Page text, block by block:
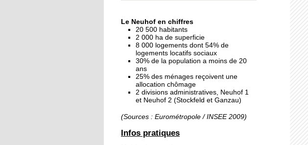
ciel ouvert »
16 octobre 2018
Un vécu de poids
15 octobre 2018
Difracto : devenir un pro
avec Django
Le Neuhof en chiffres
20 500 habitants
2 000 ha de superficie
8 000 logements dont 54% de
logements locatifs sociaux
30% de la population a moins de 20
ans
25% des ménages reçoivent une
allocation chômage
2 divisions administratives, Neuhof 1
et Neuhof 2 (Stockfeld et Ganzau)
(Sources : Eurométropole / INSEE 2009)
Infos pratiques